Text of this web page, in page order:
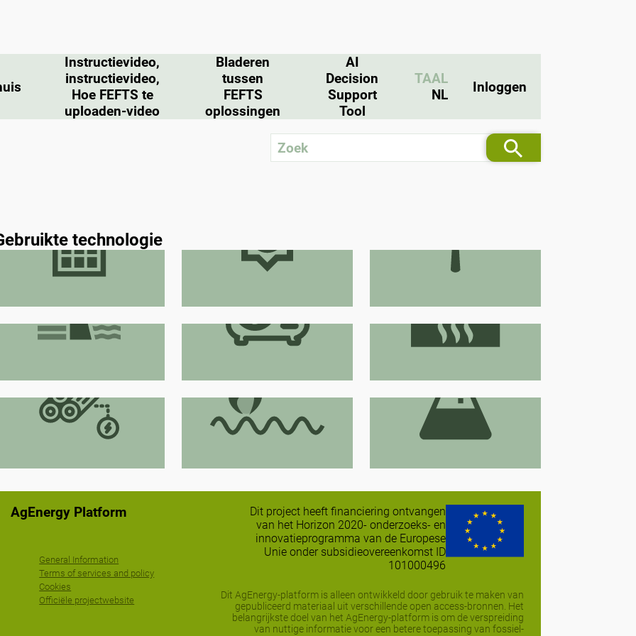
Instructievideo,
instructievideo,
Hoe FEFTS te
uploaden-video
Bladeren
tussen
FEFTS
oplossingen
AI
Decision
Support
Tool
TAAL
NL
Inloggen
technologie
Fotovoltaïsche Thermische zonne-energie Windturbines
Waterkracht Warmtepompen Geothermisch
Vaste biomassa
Biogas/biomethaan
productie
Productie van vloeibare
biobrandstoffen
AgEnergy Platform
General Information
Terms of services and policy
Cookies
Officiële projectwebsite
Dit project heeft financiering ontvangen
van het Horizon 2020- onderzoeks- en
innovatieprogramma van de Europese
Unie onder subsidieovereenkomst ID
101000496
Dit AgEnergy-platform is alleen ontwikkeld door gebruik te maken van
gepubliceerd materiaal uit verschillende open access-bronnen. Het
belangrijkste doel van het AgEnergy-platform is om de verspreiding
van nuttige informatie voor een betere toepassing van fossiel-